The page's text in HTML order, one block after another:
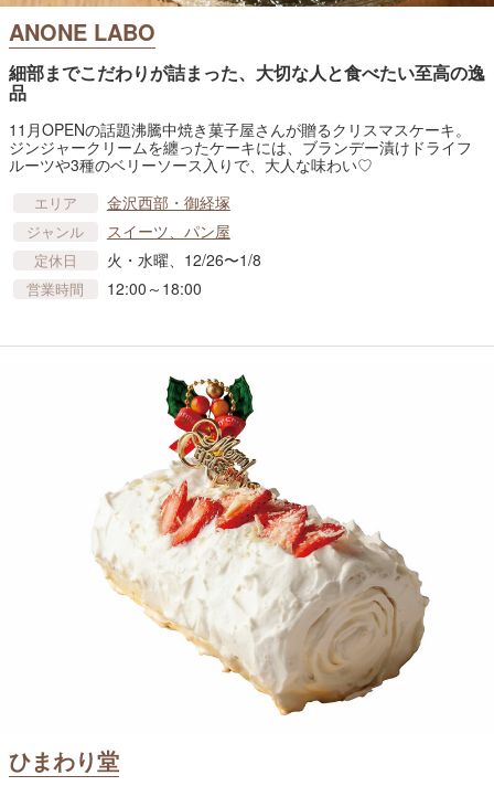
ANONE LABO
細部までこだわりが詰まった、大切な人と食べたい至高の逸
品
11月OPENの話題沸騰中焼き菓子屋さんが贈るクリスマスケーキ。
ジンジャークリームを纏ったケーキには、ブランデー漬けドライフ
ルーツや3種のベリーソース入りで、大人な味わい♡
エリア 金沢西部・御経塚
ジャンル スイーツ、パン屋
定休日 火・水曜、12/26〜1/8
営業時間 12:00～18:00
ひまわり堂